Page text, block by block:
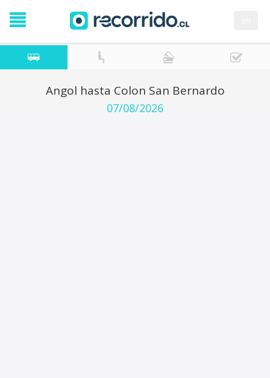
Angol hasta Colon San Bernardo
07/08/2026